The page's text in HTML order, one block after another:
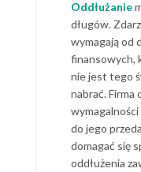
Oddłużanie
długów.
wymagają od
finansowych,
nie jest tego
nabrać. Firma
do jego
domagać się
oddłużenia